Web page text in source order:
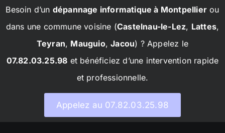
Besoin d’un dépannage informatique à Montpellier ou
dans une commune voisine (Castelnau-le-Lez, Lattes,
Teyran, Mauguio,Jacou) ? Appelez le
07.82.03.25.98 et bénéficiez d’une intervention rapide
et professionnelle.
Appelez au 07.82.03.25.98